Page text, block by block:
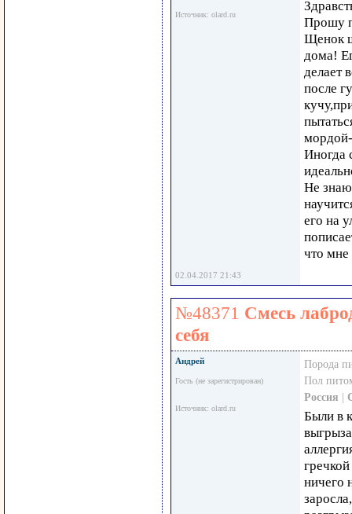
Источник: olard.ru
Прошу
Щенок
дома!
делает
после
Иногда
Не знаю
его на
что мне
02.04.2017 21:43
№48371 Смесь
себя
Андрей
Гость (не зарегистрирован)
Источник: olard.ru
Порода
Пол
Россия |
Были в
ничего